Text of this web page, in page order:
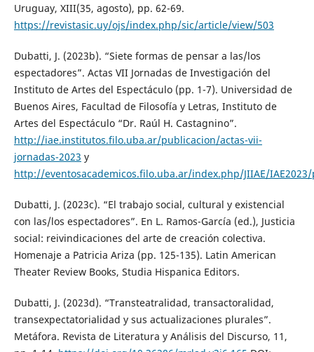
Uruguay, XIII(35, agosto), pp. 62-69.
https://revistasic.uy/ojs/index.php/sic/article/view/503
Dubatti, J. (2023b). “Siete formas de pensar a las/los
espectadores”. Actas VII Jornadas de Investigación del
Instituto de Artes del Espectáculo (pp. 1-7). Universidad de
Buenos Aires, Facultad de Filosofía y Letras, Instituto de
Artes del Espectáculo “Dr. Raúl H. Castagnino”.
http://iae.institutos.filo.uba.ar/publicacion/actas-vii-
jornadas-2023 y
http://eventosacademicos.filo.uba.ar/index.php/JIIAE/
Dubatti, J. (2023c). “El trabajo social, cultural y existencial
con las/los espectadores”. En L. Ramos-García (ed.), Justicia
social: reivindicaciones del arte de creación colectiva.
Homenaje a Patricia Ariza (pp. 125-135). Latin American
Theater Review Books, Studia Hispanica Editors.
Dubatti, J. (2023d). “Transteatralidad, transactoralidad,
transexpectatorialidad y sus actualizaciones plurales”.
Metáfora. Revista de Literatura y Análisis del Discurso, 11,